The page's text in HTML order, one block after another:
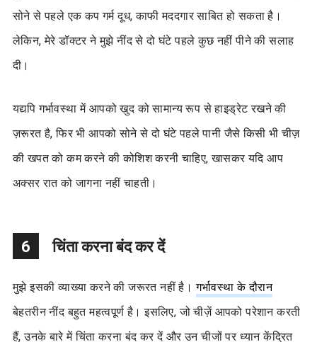
सोने से पहले एक कप गर्म दूध, काफी मददगार साबित हो सकता है।
लेकिन, मेरे डॉक्टर ने मुझे नींद से दो घंटे पहले कुछ नहीं पीने की सलाह
दी।
यद्यपि गर्भावस्था में आपको खुद को सामान्य रूप से हाइड्रेट रखने की
ज़रूरत है, फिर भी आपको सोने से दो घंटे पहले पानी जैसे किसी भी चीज़
की खपत को कम करने की कोशिश करनी चाहिए, खासकर यदि आप
अक्सर रात को जागना नहीं चाहती।
6 चिंता करना बंद कर दें
मुझे इसकी व्याख्या करने की जरूरत नहीं है।गर्भावस्था के दौरान
बेहतरीन नींद बहुत महत्वपूर्ण है। इसलिए, जो चीज़ें आपको परेशान करती
हैं, उनके बारे में चिंता करना बंद कर दें और उन चीजों पर ध्यान केंद्रित